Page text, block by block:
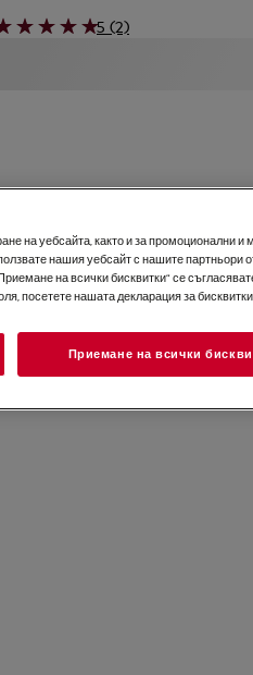
5 (2)
на уебсайта, както и за промоционални и
нашия уебсайт с нашите партньори
на всички бисквитки“ се
посетете нашата декларация за бисквитки.
Приемане на всички